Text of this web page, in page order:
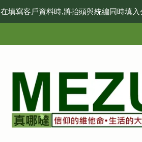
填寫客戶資料時,將抬頭與統編同時填